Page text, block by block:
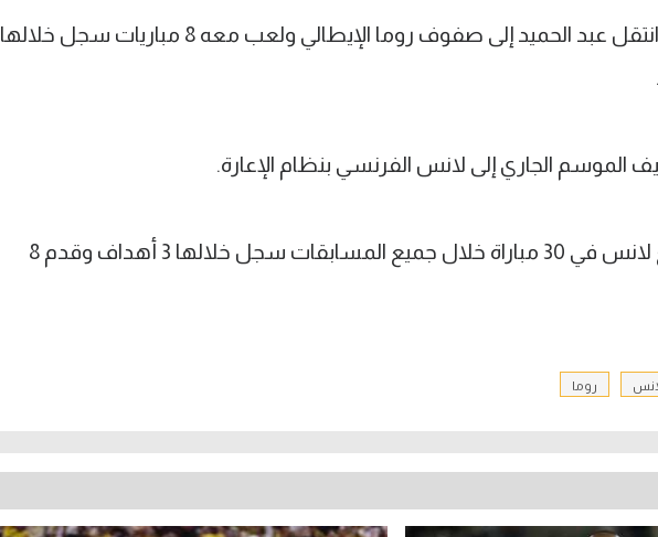
وفي صيف 2024 انتقل عبد الحميد إلى صفوف روما الإيطالي ولعب معه 8 مباريات سجل خلالها
الجاري إلى لانس الفرنسي بنظام الإعارة.
شارك سعود مع لانس في 30 مباراة خلال جميع المسابقات سجل خلالها 3 أهداف وقدم 8
روما